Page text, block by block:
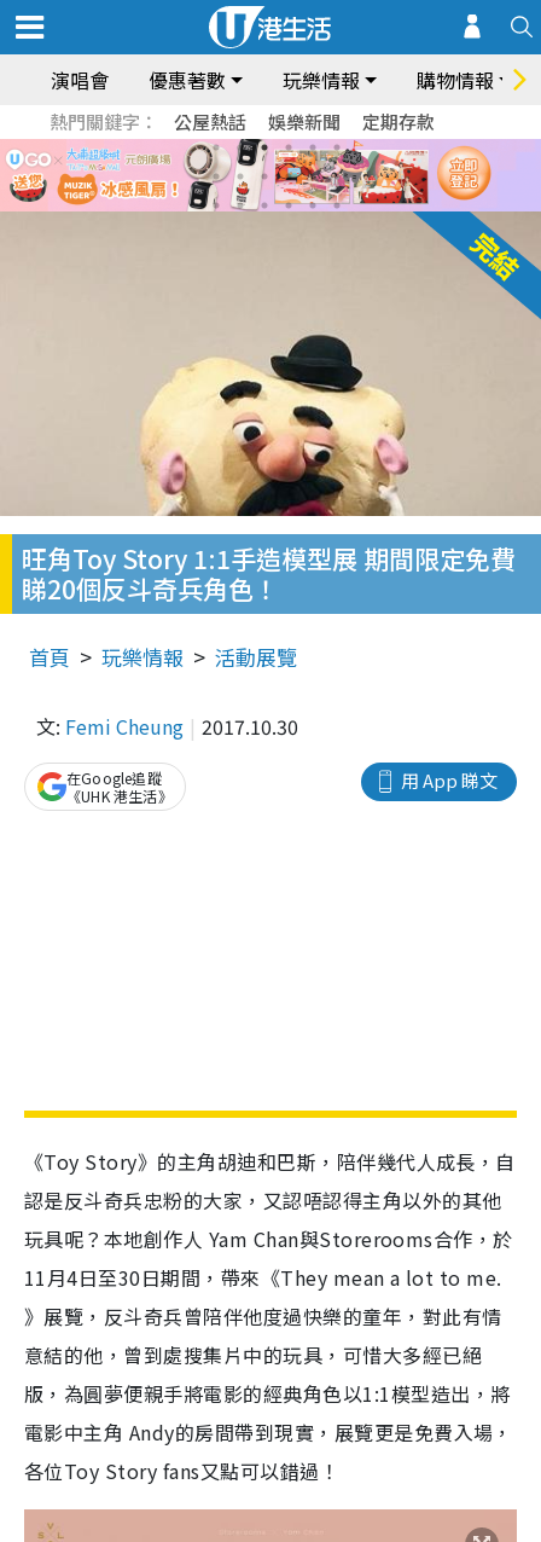
演唱會 優惠著數 玩樂情報 購物情報
熱門關鍵字： 公屋熱話 娛樂新聞 定期存款
旺角Toy Story 1:1手造模型展 期間限定免費
睇20個反斗奇兵角色！
首頁 玩樂情報 活動展覽
文: Femi Cheung 2017.10.30
用 App 睇文
在Google追蹤
《UHK 港生活》
《Toy Story》 的主角胡迪和巴斯，陪伴幾代人成長，自
認是反斗奇兵忠粉的大家，又認唔認得主角以外的其他
玩具呢？本地創作人 Yam Chan與Storerooms合作，於
11月4日至30日期間，帶來《They mean a lot to me.
》展覽，反斗奇兵曾陪伴他度過快樂的童年，對此有情
意結的他，曾到處搜集片中的玩具，可惜大多經已絕
版，為圓夢便親手將電影的經典角色以1:1模型造出，將
電影中主角 Andy的房間帶到現實，展覽更是免費入場，
各位Toy Story fans又點可以錯過！